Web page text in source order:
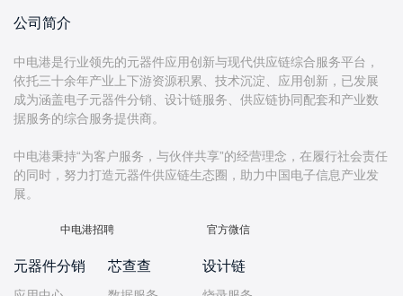
公司简介
中电港是行业领先的元器件应用创新与现代供应链综合服务平台，
依托三十余年产业上下游资源积累、技术沉淀、应用创新，已发展
成为涵盖电子元器件分销、设计链服务、供应链协同配套和产业数
据服务的综合服务提供商。
中电港秉持“为客户服务，与伙伴共享”的经营理念，在履行社会责任
的同时，努力打造元器件供应链生态圈，助力中国电子信息产业发
中电港招聘 官方微信
元器件分销 芯查查 设计链